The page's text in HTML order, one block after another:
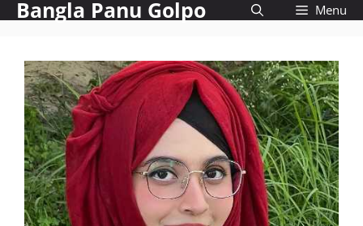
SkipBangla Panu Golpo Menu